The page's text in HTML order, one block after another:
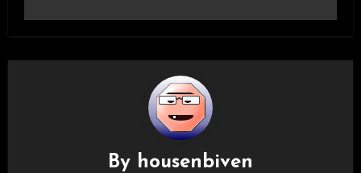
By housenbiven